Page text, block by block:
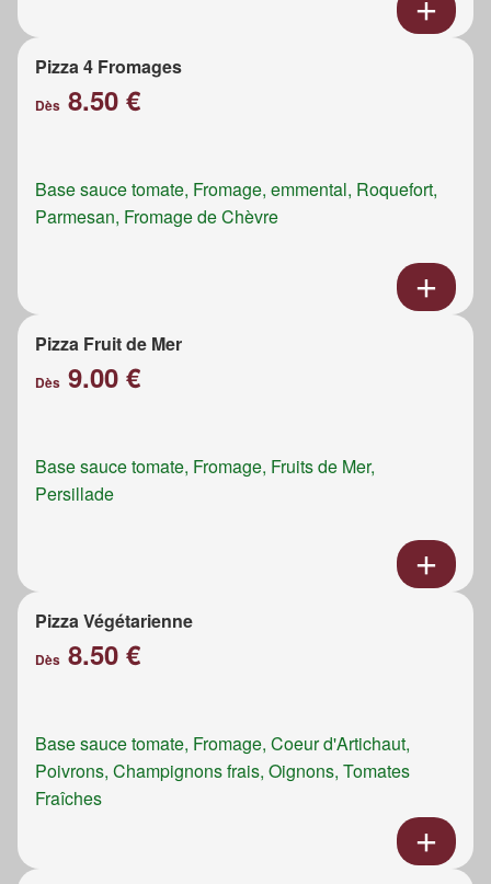
Pizza 4 Fromages
Dès 8.50 €
Base sauce tomate, Fromage, emmental, Roquefort,
Parmesan, Fromage de Chèvre
Pizza Fruit de Mer
Dès 9.00 €
Base sauce tomate, Fromage, Fruits de Mer,
Persillade
Pizza Végétarienne
Dès 8.50 €
Base sauce tomate, Fromage, Coeur d'Artichaut,
Poivrons, Champignons frais, Oignons, Tomates
Fraîches